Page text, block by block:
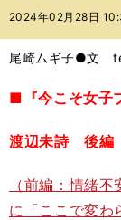
ー
バ
2024年02月28日
尾崎ムギ子●文
■『今こそ女子
渡辺未詩 後編
（前編：情緒
に「ここで変わ